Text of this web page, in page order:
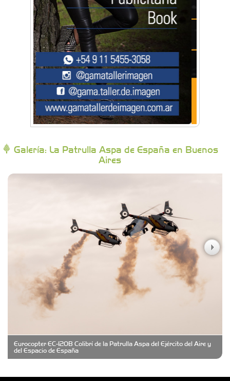
BAIC Ramos Mejía
Brisé Estudio de Danzas
Buenos Aires Equipar
Campoy Federik - Productores Asesores de
Seguros
Carniceria y granja El Viejo Peña
Casa Berta
Clima Castelar
CONSERVAS YAMASIRO
Cubanico´s - Cubanitos Rellenos!
Galería: La Patrulla Aspa de España en Buenos
Aires
Eurocopter EC-120B Colibrí de la Patrulla Aspa del Ejército del Aire y
del Espacio de España